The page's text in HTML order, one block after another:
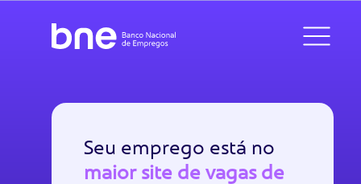
Seu emprego está no
maior site de vagas de